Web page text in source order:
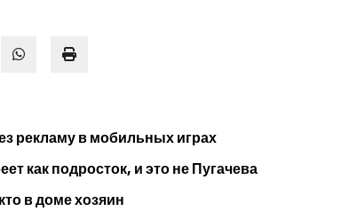
рекламу в мобильных играх
как подросток, и это не Пугачева
в доме хозяин